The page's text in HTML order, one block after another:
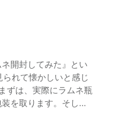
ています。 和食や日
いでしょうか。 和
ぱい入れたつもりで
が取れますよ。 動画
た器に盛り付ける。
ですよ。 ●桃の
て冷凍する。 ・凍っ
の方が美味なようで
カオなしがおすす
開封してみた』とい
ずは、実際にラムネ瓶